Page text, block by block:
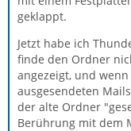
geklappt.
Jetzt habe ich
finde den Ordner
angezeigt, und
ausgesendeten
der alte Ordner
Berührung mit dem